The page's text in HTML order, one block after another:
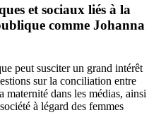
et sociaux liés à la
comme Johanna
peut susciter un grand intérêt
sur la conciliation entre
dans les médias, ainsi
à légard des femmes